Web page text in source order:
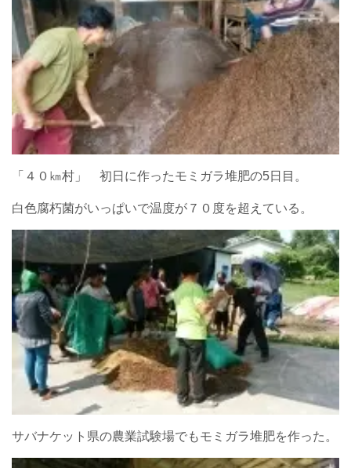
「４０㎞村」 初日に作ったモミガラ堆肥の5日目。
白色腐朽菌がいっぱいで温度が７０度を超えている。
サバナケット県の農業試験場でもモミガラ堆肥を作った。